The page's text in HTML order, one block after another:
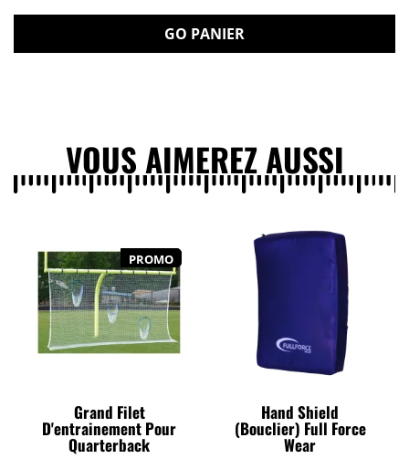
GO PANIER
VOUS AIMEREZ AUSSI
PROMO
Grand Filet
D'entrainement Pour
Quarterback
Hand Shield
(Bouclier) Full Force
Wear